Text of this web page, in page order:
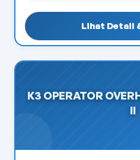
Lihat Detail
K3 OPERATOR
II